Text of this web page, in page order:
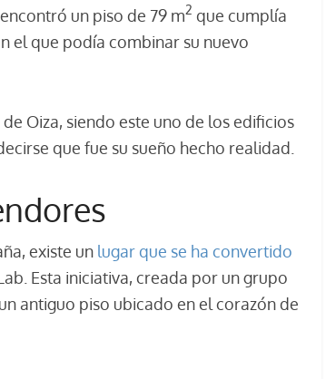
un piso de 79 m2 que cumplía
el que podía combinar su nuevo
Oiza, siendo este uno de los edificios
que fue su sueño hecho realidad.
existe un lugar que se ha convertido
Esta iniciativa, creada por un grupo
antiguo piso ubicado en el corazón de